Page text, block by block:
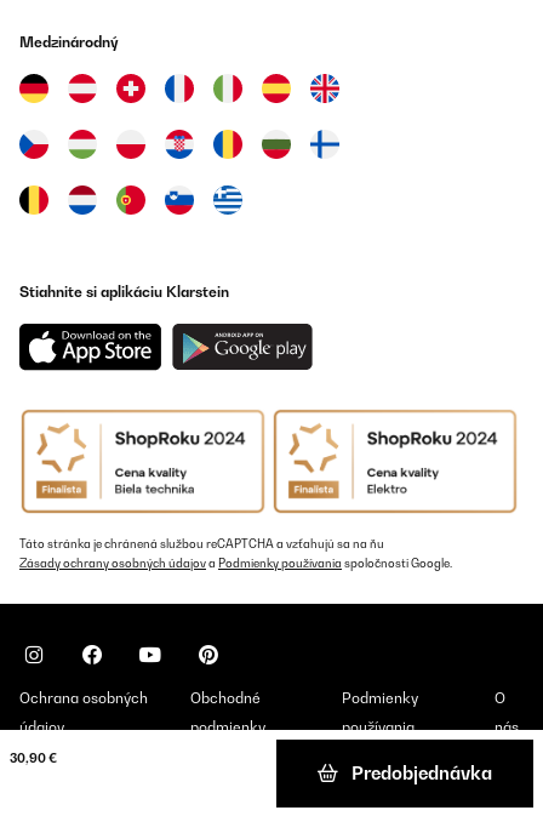
30,90 €
Predobjednávka
Medzinárodný
Stiahnite si aplikáciu Klarstein
Táto stránka je chránená službou reCAPTCHA a vzťahujú sa na ňu
Zásady ochrany osobných údajova Podmienky používania spoločnosti Google.
Ochrana osobných
údajov
Obchodné
podmienky
Podmienky
používania
O
nás
Copyright © 2026 Klarstein. All rights reserved